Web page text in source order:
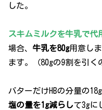
した。
スキムミルクを牛乳で代
場合、 牛乳を80g用意し
ます。（80gの9割を引く
バターだけHBの分量の
塩の量を1g減らして3gに